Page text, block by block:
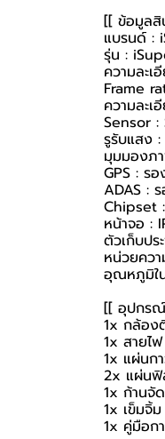
[[ ข้อมูลสิ
แบรนด์ :
รุ่น :
ความละเ
Frame
ความละ
Sensor :
รูรับแสง :
มุมมองภ
GPS : ร
ADAS :
Chipset
หน้าจอ :
ตัวเก็บป
หน่วยคว
อุณหภูมิใ
[[ อุปกร
1x กล้อง
1x สายไ
1x แผ่นก
2x แผ่นฟิ
1x ก้านจั
1x เข็มจิ้ม
1x คู่มือก